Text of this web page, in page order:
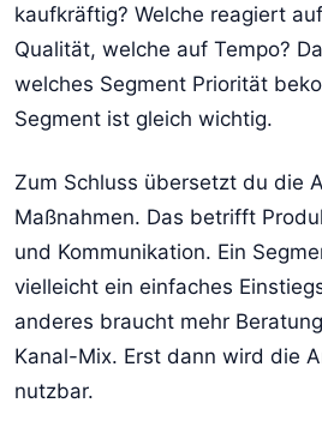
kaufkräftig? Welche reagiert
Qualität, welche auf Tempo?
welches Segment Priorität
Segment ist gleich wichtig.
Zum Schluss übersetzt du die
Maßnahmen. Das betrifft
und Kommunikation. Ein
vielleicht ein einfaches
anderes braucht mehr
Kanal-Mix. Erst dann wird die
nutzbar.